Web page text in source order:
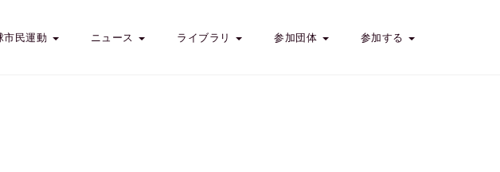
市民運動 ニュース ライブラリ 参加団体 参加する